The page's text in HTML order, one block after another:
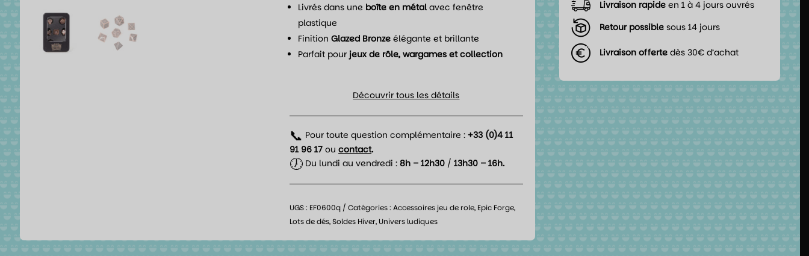
Livrés dans une boîte en métal avec fenêtre
plastique
FinitionGlazed Bronze élégante et brillante
Parfait pour jeux de rôle, wargames et collection
Découvrir tous les détails
📞 Pour toute question complémentaire :+33 (0)4 11
91 96 17 oucontact.
🕖 Du lundi au vendredi : 8h – 12h30 /13h30 – 16h.
UGS : EF0600q Catégories :Accessoires jeu de role, Epic Forge,
Lots de dés,Soldes Hiver, Univers ludiques
Livraison rapide en 1 à 4 jours ouvrés
Retour possible sous 14 jours
Livraison offerte dès 30€ d’achat